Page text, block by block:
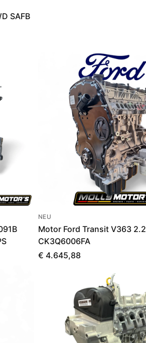
SAFB
NEU
Motor Ford Transit V363 2.2
CK3Q6006FA
€ 4.645,88